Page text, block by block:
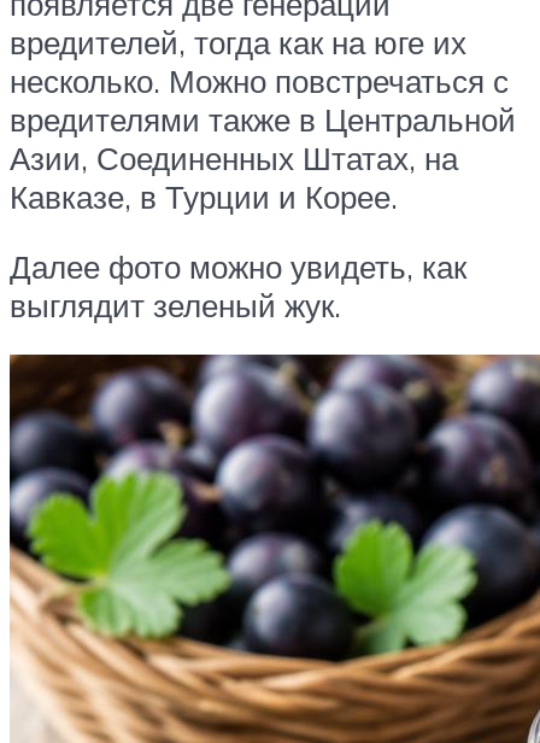
вредителей, тогда как на юге их
несколько. Можно повстречаться с
вредителями также в Центральной
Азии, Соединенных Штатах, на
Кавказе, в Турции и Корее.
Далее фото можно увидеть, как
выглядит зеленый жук.